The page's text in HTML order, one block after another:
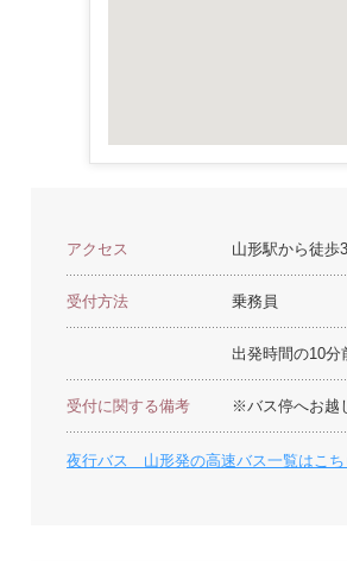
アクセス 山形駅から徒歩
受付方法 乗務員
出発時間の10分
受付に関する備考 ※バス停へお越
夜行バス 山形発の高速バス一覧はこち